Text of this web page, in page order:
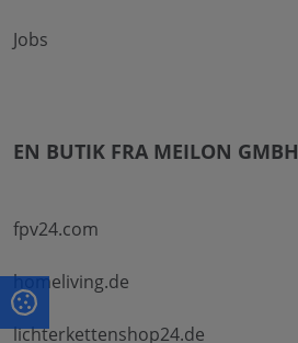
Jobs
EN BUTIK FRA MEILON GMBH
fpv24.com
homeliving.de
lichterkettenshop24.de